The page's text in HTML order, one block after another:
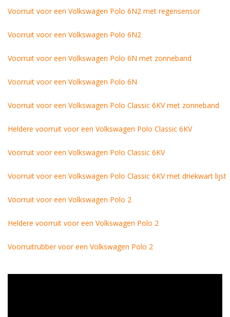
Voorruit voor een Volkswagen Polo 6N2 met regensensor
Voorruit voor een Volkswagen Polo 6N2
Voorruit voor een Volkswagen Polo 6N met zonneband
Voorruit voor een Volkswagen Polo 6N
Voorruit voor een Volkswagen Polo Classic 6KV met zonneband
Heldere voorruit voor een Volkswagen Polo Classic 6KV
Voorruit voor een Volkswagen Polo Classic 6KV
Voorruit voor een Volkswagen Polo Classic 6KV met driekwart lijst
Voorruit voor een Volkswagen Polo 2
Heldere voorruit voor een Volkswagen Polo 2
Voorruitrubber voor een Volkswagen Polo 2